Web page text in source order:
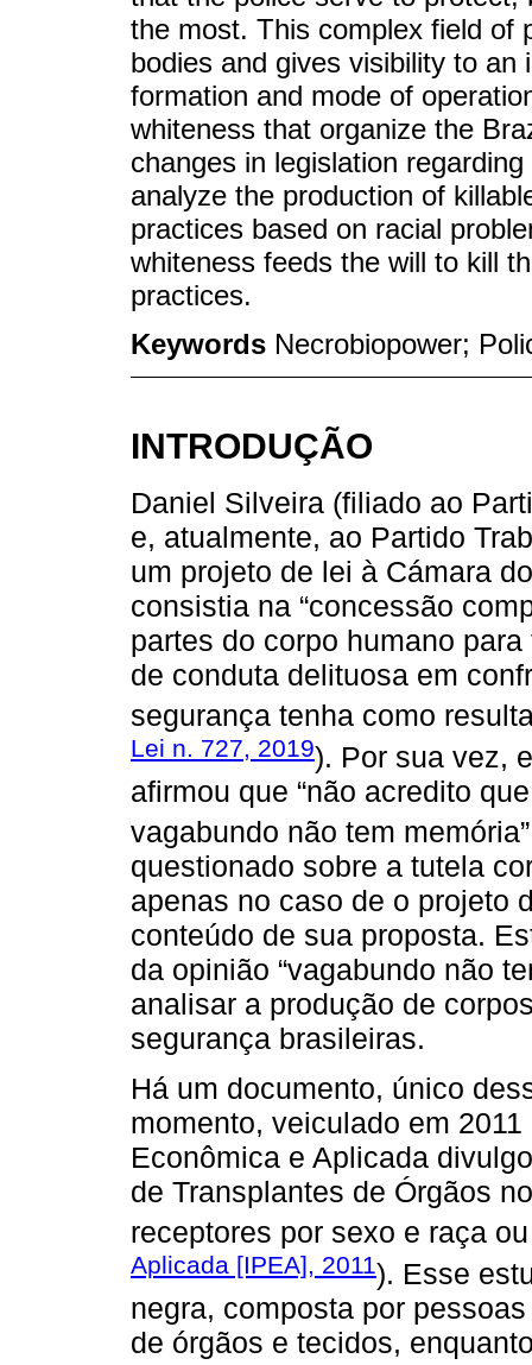
the most. This complex field of
bodies and gives visibility to
formation and mode of
whiteness that organize the
changes in legislation
analyze the production of
practices based on racial
whiteness feeds the will to kill
practices.
Keywords Necrobiopower;
INTRODUÇÃO
Daniel Silveira (filiado ao
e, atualmente, ao Partido
um projeto de lei à Cámara
consistia na “concessão
partes do corpo humano
de conduta delituosa em
segurança tenha como
Lei n. 727, 2019). Por sua vez,
afirmou que “não acredito
vagabundo não tem
questionado sobre a tutela
apenas no caso de o projeto
conteúdo de sua proposta.
da opinião “vagabundo não
analisar a produção de
segurança brasileiras.
Há um documento, único
momento, veiculado em
Econômica e Aplicada
de Transplantes de Órgãos
receptores por sexo e raça ou
Aplicada [IPEA], 2011). Esse
negra, composta por
de órgãos e tecidos,